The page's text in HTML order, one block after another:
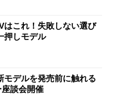
はこれ！失敗しない選び
押しモデル
デルを発売前に触れる
談会開催